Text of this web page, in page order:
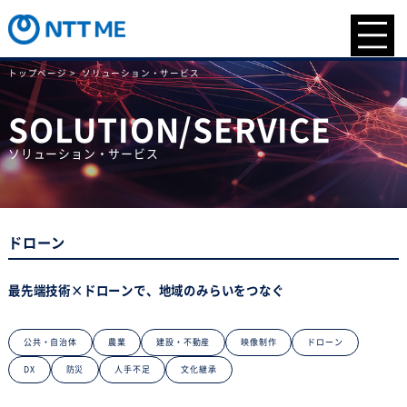
トップページ > ソリューション・サービス
SOLUTION/SERVICE
ソリューション・サービス
ドローン
最先端技術×ドローンで、地域のみらいをつなぐ
公共・自治体 農業 建設・不動産 映像制作 ドローン
DX 防災 人手不足 文化継承